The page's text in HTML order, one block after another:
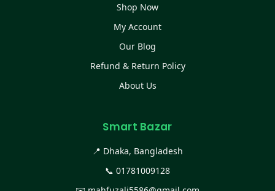
Shop Now
My Account
Our Blog
Refund & Return Policy
About Us
Smart Bazar
📍 Dhaka, Bangladesh
📞 01781009128